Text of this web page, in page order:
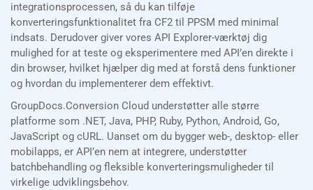
integrationsprocessen, så du kan tilføje
konverteringsfunktionalitet fra CF2 til PPSM med minimal
indsats. Derudover giver vores API Explorer-værktøj dig
mulighed for at teste og eksperimentere med API’en direkte i
din browser, hvilket hjælper dig med at forstå dens funktioner
og hvordan du implementerer dem effektivt.
GroupDocs.Conversion Cloud understøtter alle større
platforme som .NET, Java, PHP, Ruby, Python, Android, Go,
JavaScript og cURL. Uanset om du bygger web-, desktop- eller
mobilapps, er API’en nem at integrere, understøtter
batchbehandling og fleksible konverteringsmuligheder til
virkelige udviklingsbehov.